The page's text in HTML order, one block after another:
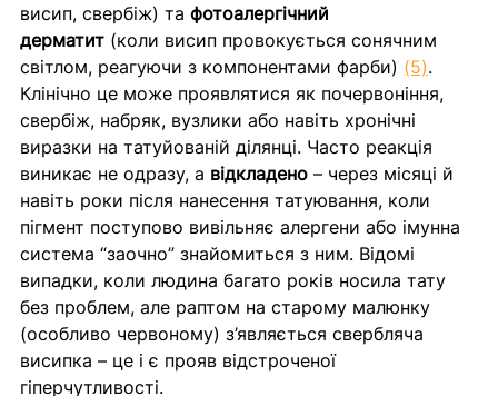
висип, свербіж) та фотоалергічний
дерматит (коли висип провокується сонячним
світлом, реагуючи з компонентами фарби) (5).
Клінічно це може проявлятися як почервоніння,
свербіж, набряк, вузлики або навіть хронічні
виразки на татуйованій ділянці. Часто реакція
виникає не одразу, а відкладено – через місяці й
навіть роки після нанесення татуювання, коли
пігмент поступово вивільняє алергени або імунна
система “заочно” знайомиться з ним. Відомі
випадки, коли людина багато років носила тату
без проблем, але раптом на старому малюнку
(особливо червоному) з’являється свербляча
висипка – це і є прояв відстроченої
гіперчутливості.